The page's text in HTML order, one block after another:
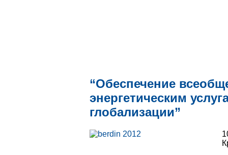
“Обеспечение
энергетическим
глобализации”